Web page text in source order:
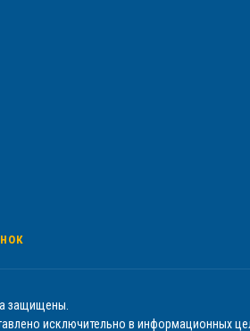
защищены.
исключительно в информационных